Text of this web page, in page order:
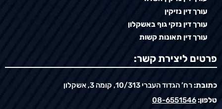
עורך דין נזיקין
עורך דין נזקי גוף באשקלון
עורך דין תאונות קשות
פרטים ליצירת קשר:
כתובת:רח’ הגדוד העברי 10/313, קומה 3, אשקלון
טלפון:08-6551546